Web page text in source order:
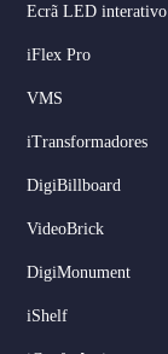
Ecrã LED interativo
iFlex Pro
VMS
iTransformadores
DigiBillboard
VideoBrick
DigiMonument
iShelf
Dutch
Serbian